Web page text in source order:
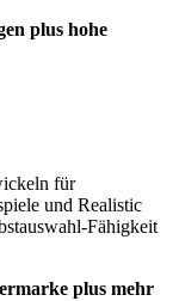
plus hohe
für
und Realistic
Fähigkeit
plus mehr